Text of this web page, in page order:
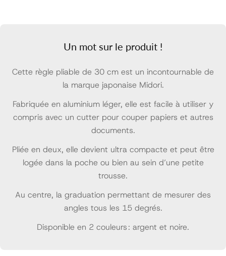
Un mot sur le produit !
Cette règle pliable de 30 cm est un incontournable de
la marque japonaise Midori.
Fabriquée en aluminium léger, elle est facile à utiliser y
compris avec un cutter pour couper papiers et autres
documents.
Pliée en deux, elle devient ultra compacte et peut être
logée dans la poche ou bien au sein d’une petite
trousse.
Au centre, la graduation permettant de mesurer des
angles tous les 15 degrés.
Disponible en 2 couleurs : argent et noire.